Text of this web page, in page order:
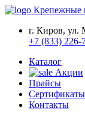
Крепежные
г. Киров, ул.
+7 (833) 226-
Каталог
Акции
Прайсы
Сертификаты
Контакты